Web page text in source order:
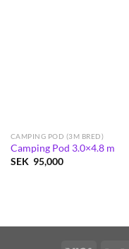
CAMPING POD (3M BRED)
Camping Pod 3.0×4.8 m
SEK 95,000